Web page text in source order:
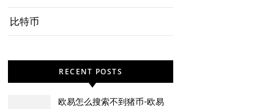
比特币
RECENT POSTS
欧易怎么搜索不到猪币-欧易